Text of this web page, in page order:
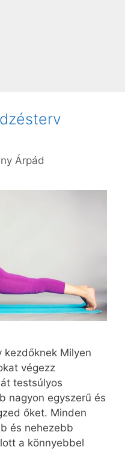
Árpád
kezdőknek Milyen
végezz
testsúlyos
nagyon egyszerű és
őket. Minden
és nehezebb
a könnyebbel